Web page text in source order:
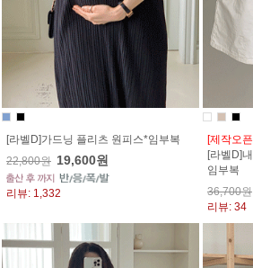
[라벨D]가드닝 플리츠 원피스*임부복
22,800원 19,600원
리뷰: 1,332
[제작오
[라벨D]
임부복
36,700원
리뷰: 34